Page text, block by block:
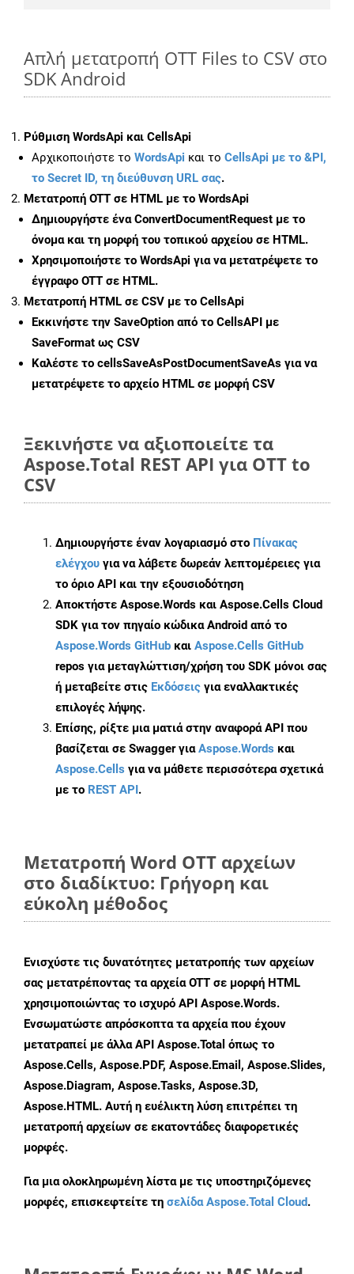
Απλή μετατροπή OTT Files to CSV στο
SDK Android
Ρύθμιση WordsApi και CellsApi
Αρχικοποιήστε το WordsApi και το CellsApi με το &PI,
το Secret ID, τη διεύθυνση URL σας.
Μετατροπή OTT σε HTML με το WordsApi
Δημιουργήστε έναConvertDocumentRequest με το
όνομα και τη μορφή του τοπικού αρχείου σε HTML.
Χρησιμοποιήστε το WordsApi για να μετατρέψετε το
έγγραφο OTT σε HTML.
Μετατροπή HTML σε CSV με το CellsApi
Εκκινήστε την SaveOption από το CellsAPI με
SaveFormat ως CSV
Καλέστε το cellsSaveAsPostDocumentSaveAs για να
μετατρέψετε το αρχείο HTML σε μορφή CSV
Ξεκινήστε να αξιοποιείτε τα
Aspose.Total REST API για OTT to
CSV
Δημιουργήστε έναν λογαριασμό στο Πίνακας
ελέγχου για να λάβετε δωρεάν λεπτομέρειες για
το όριο API και την εξουσιοδότηση
Αποκτήστε Aspose.Words και Aspose.Cells Cloud
SDK για τον πηγαίο κώδικα Android από το
Aspose.Words GitHub και Aspose.Cells GitHub
repos για μεταγλώττιση/χρήση του SDK μόνοι σας
ή μεταβείτε στις Εκδόσεις για εναλλακτικές
επιλογές λήψης.
Επίσης, ρίξτε μια ματιά στην αναφορά API που
βασίζεται σε Swagger γιαAspose.Words και
Aspose.Cells για να μάθετε περισσότερα σχετικά
με το REST API.
Μετατροπή Word OTT αρχείων
στο διαδίκτυο: Γρήγορη και
εύκολη μέθοδος
Ενισχύστε τις δυνατότητες μετατροπής των αρχείων
σας μετατρέποντας τα αρχεία OTT σε μορφή HTML
χρησιμοποιώντας το ισχυρό API Aspose.Words.
Ενσωματώστε απρόσκοπτα τα αρχεία που έχουν
μετατραπεί με άλλα API Aspose.Total όπως το
Aspose.Cells, Aspose.PDF, Aspose.Email, Aspose.Slides,
Aspose.Diagram, Aspose.Tasks, Aspose.3D,
Aspose.HTML. Αυτή η ευέλικτη λύση επιτρέπει τη
μετατροπή αρχείων σε εκατοντάδες διαφορετικές
μορφές.
Για μια ολοκληρωμένη λίστα με τις υποστηριζόμενες
μορφές, επισκεφτείτε τη σελίδα Aspose.Total Cloud.